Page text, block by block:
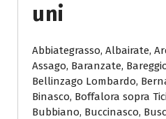
Uni
Abbiategrasso, Albairate,
Assago, Baranzate,
Bellinzago Lombardo,
Binasco, Boffalora sopra
Bubbiano, Buccinasco,